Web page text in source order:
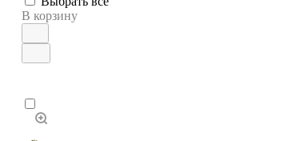
В корзину